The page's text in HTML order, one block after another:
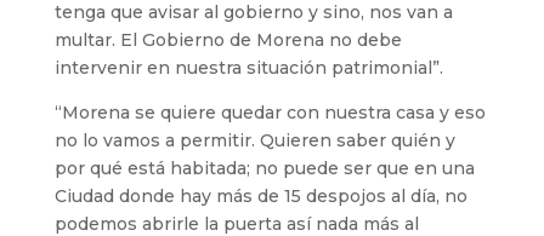
tenga que avisar al gobierno y sino, nos van a
multar. El Gobierno de Morena no debe
intervenir en nuestra situación patrimonial”.
“Morena se quiere quedar con nuestra casa y eso
no lo vamos a permitir. Quieren saber quién y
por qué está habitada; no puede ser que en una
Ciudad donde hay más de 15 despojos al día, no
podemos abrirle la puerta así nada más al